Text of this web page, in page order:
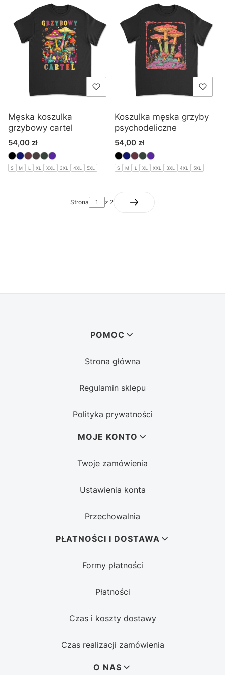
Męska koszulka
grzybowy cartel
Cena
54,00 zł
S M L XL XXL 3XL 4XL 5XL
Koszulka męska grzyby
psychodeliczne
Cena
54,00 zł
S M L XL XXL 3XL 4XL 5XL
Strona z 2
POMOC
Strona główna
Regulamin sklepu
Polityka prywatności
MOJE KONTO
Twoje zamówienia
Ustawienia konta
Przechowalnia
PŁATNOŚCI I DOSTAWA
Formy płatności
Płatności
Czas i koszty dostawy
Czas realizacji zamówienia
O NAS